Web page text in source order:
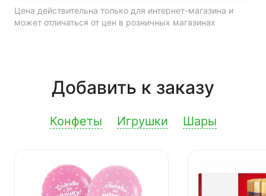
Цена действительна только для интернет-магазина и
может отличаться от цен в розничных магазинах
Добавить к заказу
Конфеты Игрушки Шары